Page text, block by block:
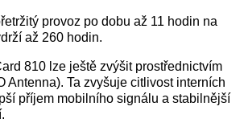
provoz po dobu až 11 hodin na
až 260 hodin.
810 lze ještě zvýšit prostřednictvím
Antenna). Ta zvyšuje citlivost interních
příjem mobilního signálu a stabilnější